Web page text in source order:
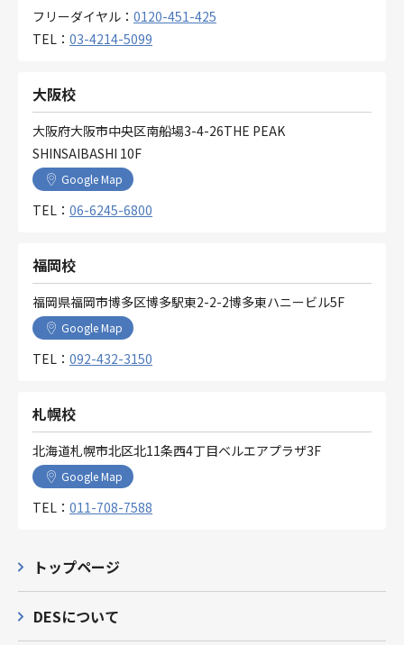
トップページ
DESについて
フリーダイヤル： 0120-451-425
TEL： 03-4214-5099
大阪校
大阪府大阪市中央区南船場3-4-26THE PEAK
SHINSAIBASHI 10F
Google Map
TEL： 06-6245-6800
福岡校
福岡県福岡市博多区博多駅東2-2-2博多東ハニービル5F
Google Map
TEL： 092-432-3150
札幌校
北海道札幌市北区北11条西4丁目ベルエアプラザ3F
Google Map
TEL： 011-708-7588